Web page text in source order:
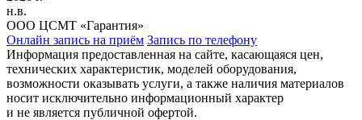
н.в.
ООО ЦСМТ «Гарантия»
Онлайн запись на приём Запись по телефону
Информация предоставленная на сайте, касающаяся цен,
технических характеристик, моделей оборудования,
возможности оказывать услуги, а также наличия материалов
носит исключительно информационный характер
и не является публичной офертой.